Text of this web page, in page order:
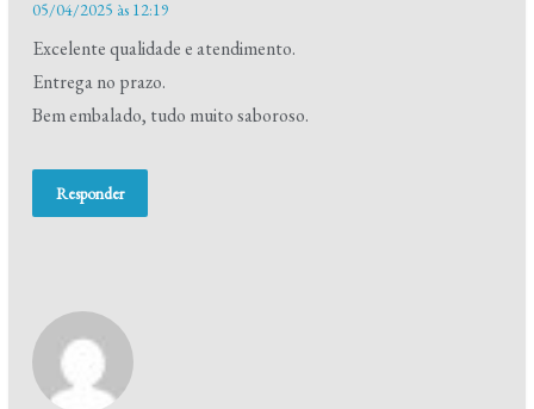
05/04/2025 às 12:19
Excelente qualidade e atendimento.
Entrega no prazo.
Bem embalado, tudo muito saboroso.
Responder